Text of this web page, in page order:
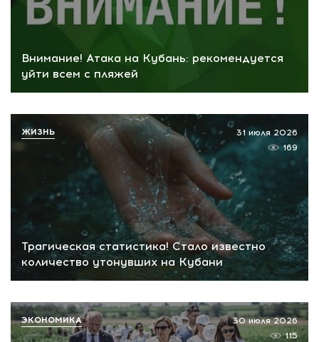
Внимание! Атака на Кубань: рекомендуется
уйти всем с пляжей
Трагическая статистика! Стало известно
количество утонувших на Кубани
31 июля 2026
169
ЖИЗНЬ
30 июля 2026
115
ЭКОНОМИКА